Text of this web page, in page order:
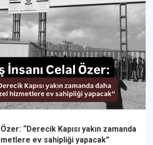
“Derecik Kapısı yakın zamanda
ev sahipliği yapacak”